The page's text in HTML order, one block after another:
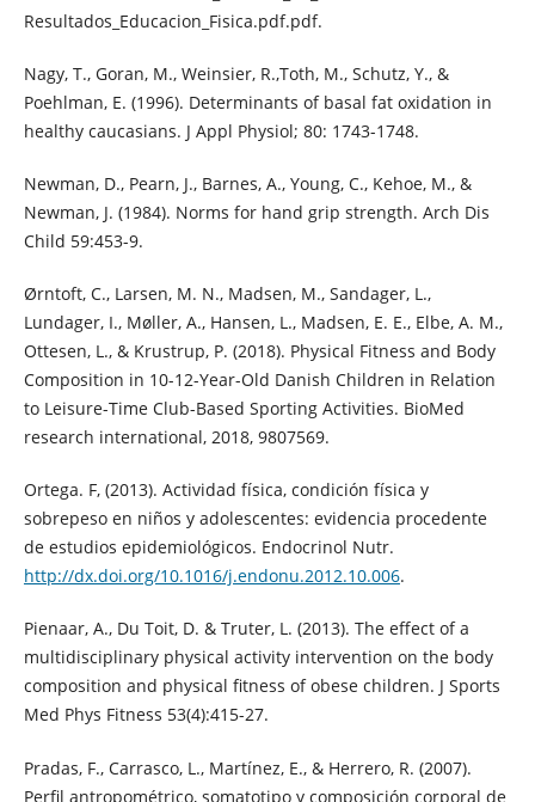
Resultados_Educacion_Fisica.pdf.pdf.
Nagy, T., Goran, M., Weinsier, R.,Toth, M., Schutz, Y., &
Poehlman, E. (1996). Determinants of basal fat oxidation in
healthy caucasians. J Appl Physiol; 80: 1743-1748.
Newman, D., Pearn, J., Barnes, A., Young, C., Kehoe, M., &
Newman, J. (1984). Norms for hand grip strength. Arch Dis
Child 59:453-9.
Ørntoft, C., Larsen, M. N., Madsen, M., Sandager, L.,
Lundager, I., Møller, A., Hansen, L., Madsen, E. E., Elbe, A. M.,
Ottesen, L., & Krustrup, P. (2018). Physical Fitness and Body
Composition in 10-12-Year-Old Danish Children in Relation
to Leisure-Time Club-Based Sporting Activities. BioMed
research international, 2018, 9807569.
Ortega. F, (2013). Actividad física, condición física y
sobrepeso en niños y adolescentes: evidencia procedente
de estudios epidemiológicos. Endocrinol Nutr.
http://dx.doi.org/10.1016/j.endonu.2012.10.006.
Pienaar, A., Du Toit, D. & Truter, L. (2013). The effect of a
multidisciplinary physical activity intervention on the body
composition and physical fitness of obese children. J Sports
Med Phys Fitness 53(4):415-27.
Pradas, F., Carrasco, L., Martínez, E., & Herrero, R. (2007).
Perfil antropométrico, somatotipo y composición corporal de